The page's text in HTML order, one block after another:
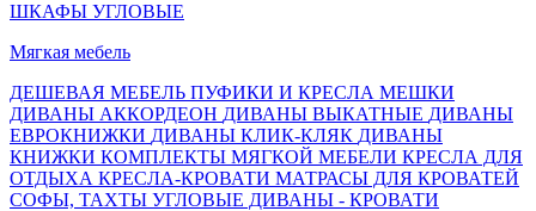
ШКАФЫ УГЛОВЫЕ
Мягкая мебель
ДЕШЕВАЯ МЕБЕЛЬ ПУФИКИ И КРЕСЛА МЕШКИ
ДИВАНЫ АККОРДЕОН ДИВАНЫ ВЫКАТНЫЕ ДИВАНЫ
ЕВРОКНИЖКИ ДИВАНЫ КЛИК-КЛЯК ДИВАНЫ
КНИЖКИ КОМПЛЕКТЫ МЯГКОЙ МЕБЕЛИ КРЕСЛА ДЛЯ
ОТДЫХА КРЕСЛА-КРОВАТИ МАТРАСЫ ДЛЯ КРОВАТЕЙ
СОФЫ, ТАХТЫ УГЛОВЫЕ ДИВАНЫ - КРОВАТИ